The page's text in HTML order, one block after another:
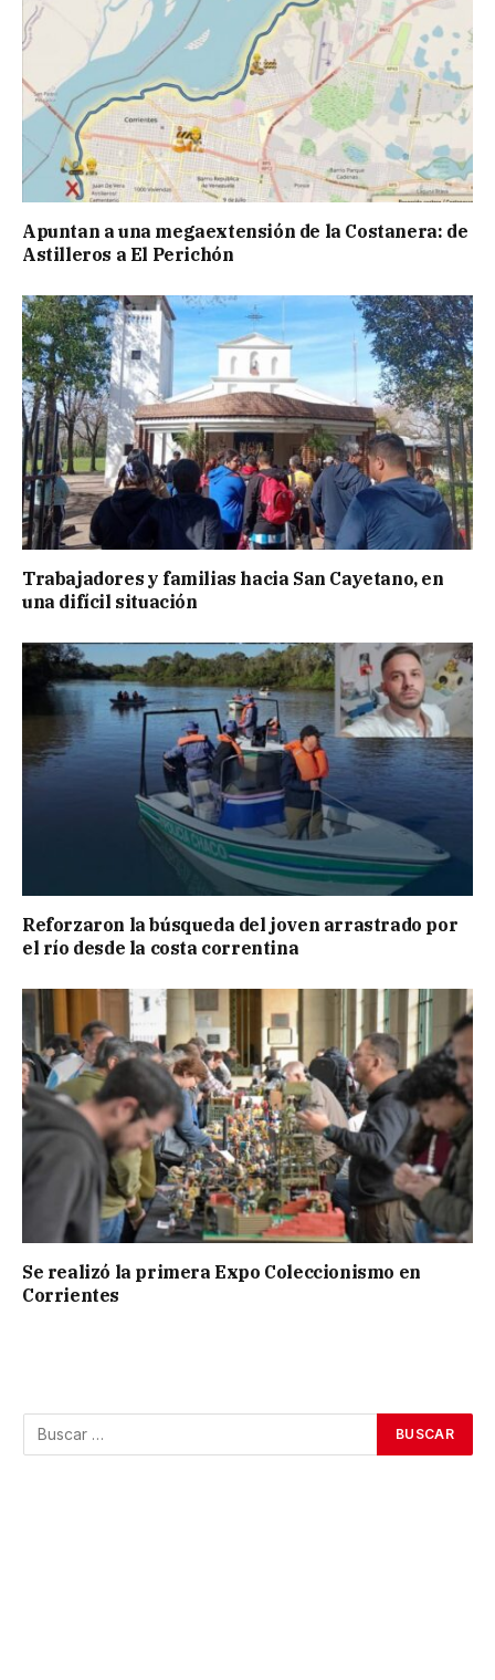
Apuntan a una megaextensión de la Costanera: de
Astilleros a El Perichón
Trabajadores y familias hacia San Cayetano, en
una difícil situación
Reforzaron la búsqueda del joven arrastrado por
el río desde la costa correntina
Se realizó la primera Expo Coleccionismo en
Corrientes